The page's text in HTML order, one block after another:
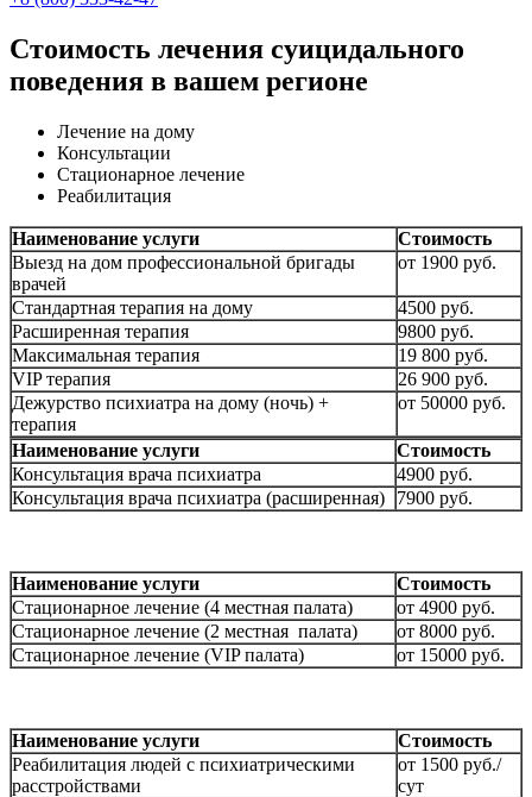
Стоимость лечения суицидального
поведения в вашем регионе
Лечение на дому
Консультации
Стационарное лечение
Реабилитация
Наименование услуги
Стоимость
Выезд на дом профессиональной бригады
врачей
от 1900 руб.
Стандартная терапия на дому
4500 руб.
Расширенная терапия
9800 руб.
Максимальная терапия
19 800 руб.
VIP терапия
26 900 руб.
Дежурство психиатра на дому (ночь) +
терапия
от 50000 руб.
Наименование услуги
Стоимость
Консультация врача психиатра
4900 руб.
Консультация врача психиатра (расширенная)
7900 руб.
Наименование услуги
Стоимость
Стационарное лечение (4 местная палата)
от 4900 руб.
Стационарное лечение (2 местная палата)
от 8000 руб.
Стационарное лечение (VIP палата)
от 15000 руб.
Наименование услуги
Стоимость
Реабилитация людей с психиатрическими
расстройствами
от 1500 руб./
сут